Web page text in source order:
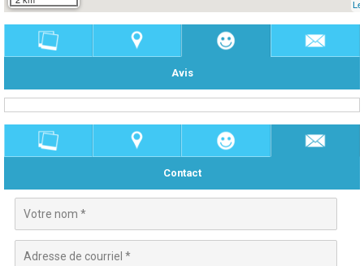
Avis
Contact